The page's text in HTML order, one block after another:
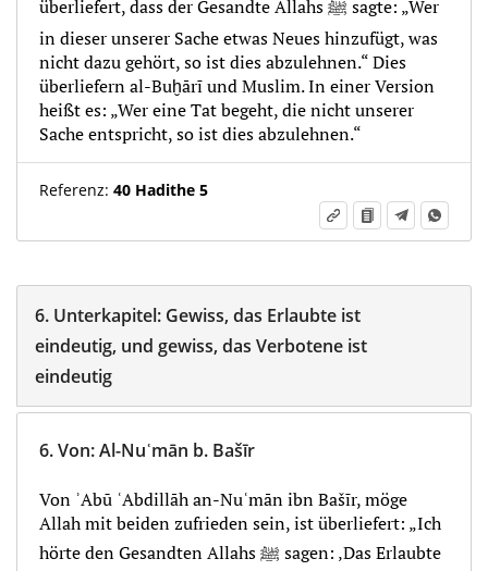
überliefert, dass der Gesandte Allahs ﷺ sagte: „Wer
in dieser unserer Sache etwas Neues hinzufügt, was
nicht dazu gehört, so ist dies abzulehnen.“ Dies
überliefern al-Buḫārī und Muslim. In einer Version
heißt es: „Wer eine Tat begeht, die nicht unserer
Sache entspricht, so ist dies abzulehnen.“
Referenz: 40 Hadithe 5
6. Unterkapitel: Gewiss, das Erlaubte ist
eindeutig, und gewiss, das Verbotene ist
eindeutig
6.Von:Al-Nuʿmān b. Bašīr
Von ʾAbū ʿAbdillāh an-Nuʿmān ibn Bašīr, möge
Allah mit beiden zufrieden sein, ist überliefert: „Ich
hörte den Gesandten Allahs ﷺ sagen: ‚Das Erlaubte